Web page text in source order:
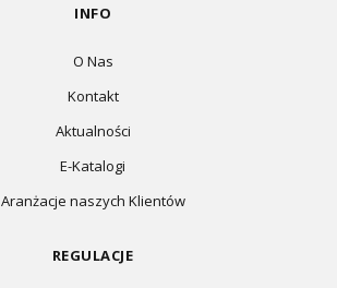
INFO
O Nas
Kontakt
Aktualności
E-Katalogi
Aranżacje naszych Klientów
REGULACJE